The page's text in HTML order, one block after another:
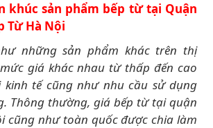
khúc sản phẩm bếp từ tại Quận
Từ Hà Nội
những sản phẩm khác trên thị
giá khác nhau từ thấp đến cao
kinh tế cũng như nhu cầu sử dụng
Thông thường, giá bếp từ tại quận
cũng như toàn quốc được chia làm